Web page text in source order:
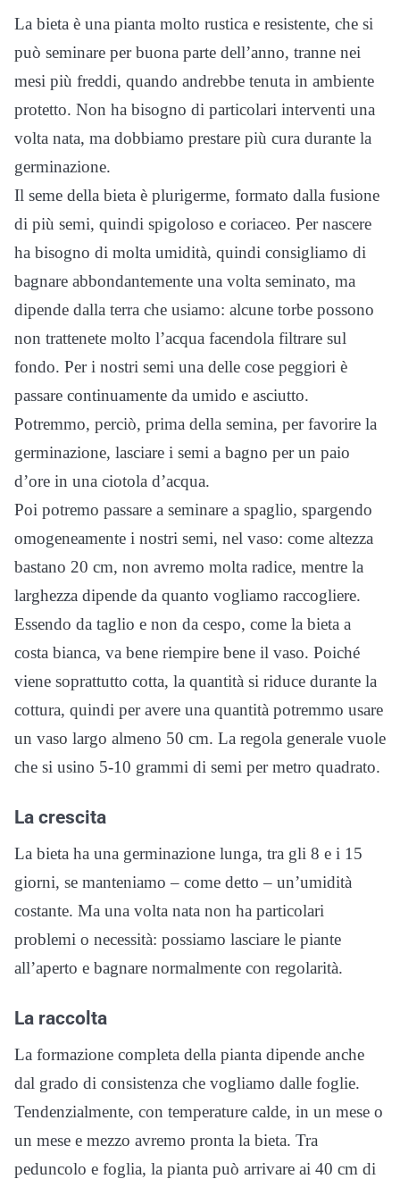
La bieta è una pianta molto rustica e resistente, che si
può seminare per buona parte dell’anno, tranne nei
mesi più freddi, quando andrebbe tenuta in ambiente
protetto. Non ha bisogno di particolari interventi una
volta nata, ma dobbiamo prestare più cura durante la
germinazione.
Il seme della bieta è plurigerme, formato dalla fusione
di più semi, quindi spigoloso e coriaceo. Per nascere
ha bisogno di molta umidità, quindi consigliamo di
bagnare abbondantemente una volta seminato, ma
dipende dalla terra che usiamo: alcune torbe possono
non trattenete molto l’acqua facendola filtrare sul
fondo. Per i nostri semi una delle cose peggiori è
passare continuamente da umido e asciutto.
Potremmo, perciò, prima della semina, per favorire la
germinazione, lasciare i semi a bagno per un paio
d’ore in una ciotola d’acqua.
Poi potremo passare a seminare a spaglio, spargendo
omogeneamente i nostri semi, nel vaso: come altezza
bastano 20 cm, non avremo molta radice, mentre la
larghezza dipende da quanto vogliamo raccogliere.
Essendo da taglio e non da cespo, come la bieta a
costa bianca, va bene riempire bene il vaso. Poiché
viene soprattutto cotta, la quantità si riduce durante la
cottura, quindi per avere una quantità potremmo usare
un vaso largo almeno 50 cm. La regola generale vuole
che si usino 5-10 grammi di semi per metro quadrato.
La crescita
La bieta ha una germinazione lunga, tra gli 8 e i 15
giorni, se manteniamo – come detto – un’umidità
costante. Ma una volta nata non ha particolari
problemi o necessità: possiamo lasciare le piante
all’aperto e bagnare normalmente con regolarità.
La raccolta
La formazione completa della pianta dipende anche
dal grado di consistenza che vogliamo dalle foglie.
Tendenzialmente, con temperature calde, in un mese o
un mese e mezzo avremo pronta la bieta. Tra
peduncolo e foglia, la pianta può arrivare ai 40 cm di